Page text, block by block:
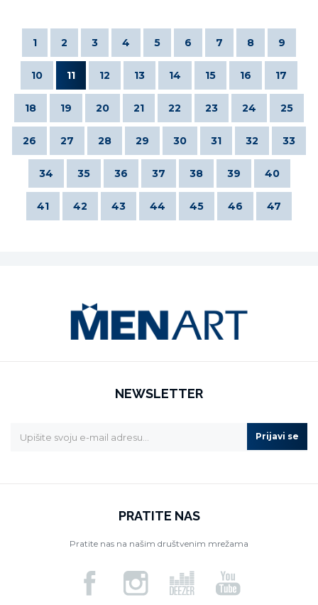
1 2 3 4 5 6 7 8 9
10 11 12 13 14 15 16 17
18 19 20 21 22 23 24 25
26 27 28 29 30 31 32 33
34 35 36 37 38 39 40
41 42 43 44 45 46 47
NEWSLETTER
Prijavi se
PRATITE NAS
Pratite nas na našim društvenim mrežama